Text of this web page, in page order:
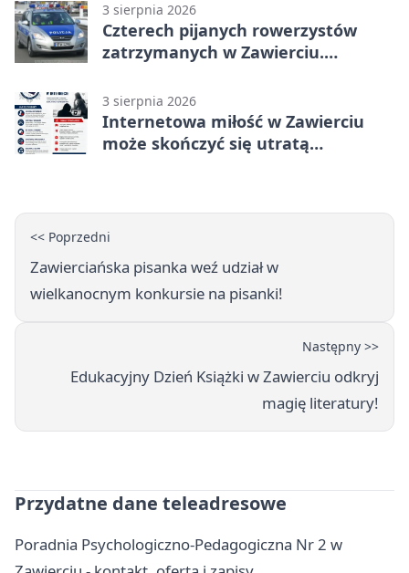
3 sierpnia 2026
Czterech pijanych rowerzystów
zatrzymanych w Zawierciu.
3 sierpnia 2026
Internetowa miłość w Zawierciu
może skończyć się utratą
<< Poprzedni
Zawierciańska pisanka weź udział w
wielkanocnym konkursie na pisanki!
Następny >>
Edukacyjny Dzień Książki w Zawierciu odkryj
magię literatury!
Przydatne dane teleadresowe
Poradnia Psychologiczno-Pedagogiczna Nr 2 w